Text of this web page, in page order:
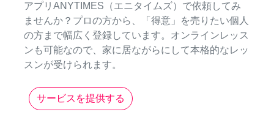
アプリANYTIMES（エニタイムズ）で依頼してみ
ませんか？プロの方から、「得意」を売りたい個人
の方まで幅広く登録しています。オンラインレッス
ンも可能なので、家に居ながらにして本格的なレッ
スンが受けられます。
サービスを提供する